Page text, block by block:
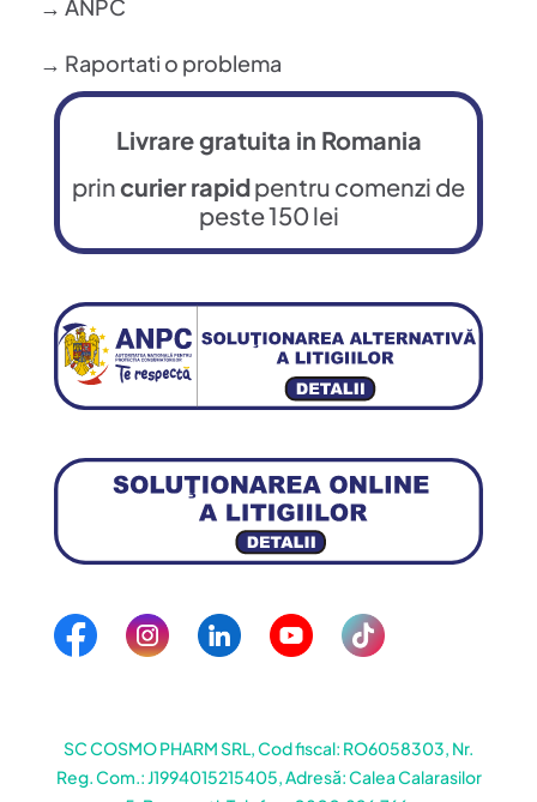
→ ANPC
→ Raportati o problema
Livrare gratuita in Romania
princurier rapidpentru comenzi de
peste 150 lei
SC COSMO PHARM SRL, Cod fiscal: RO6058303, Nr.
Reg. Com.: J1994015215405, Adresă: Calea Calarasilor